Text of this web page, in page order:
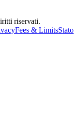
riservati.
Fees & LimitsStato